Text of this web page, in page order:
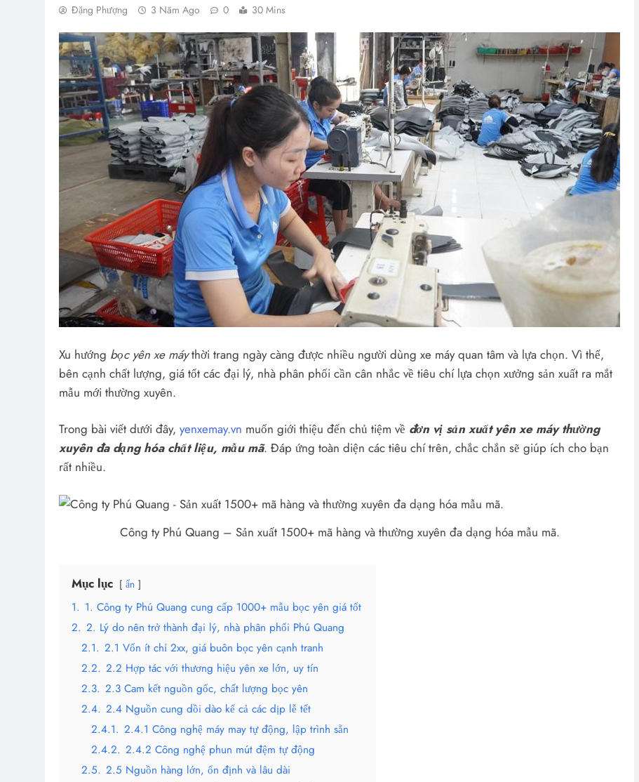
Đặng Phượng 3 Năm Ago 0 30 Mins
Xu hướng bọc yên xe máythời trang ngày càng được nhiều người dùng xe máy quan tâm và lựa chọn. Vì thế,
bên cạnh chất lượng, giá tốt các đại lý, nhà phân phối cần cân nhắc về tiêu chí lựa chọn xưởng sản xuất ra mắt
mẫu mới thường xuyên.
Trong bài viết dưới đây, yenxemay.vn muốn giới thiệu đến chủ tiệm về đơn vị sản xuất yên xe máy thường
xuyên đa dạng hóa chất liệu, mẫu mã. Đáp ứng toàn diện các tiêu chí trên, chắc chắn sẽ giúp ích cho bạn
rất nhiều.
Công ty Phú Quang – Sản xuất 1500+ mã hàng và thường xuyên đa dạng hóa mẫu mã.
Mục lục ẩn
1. 1. Công ty Phú Quang cung cấp 1000+ mẫu bọc yên giá tốt
2. 2. Lý do nên trở thành đại lý, nhà phân phối Phú Quang
2.1. 2.1 Vốn ít chỉ 2xx, giá buôn bọc yên cạnh tranh
2.2. 2.2 Hợp tác với thương hiệu yên xe lớn, uy tín
2.3. 2.3 Cam kết nguồn gốc, chất lượng bọc yên
2.4. 2.4 Nguồn cung dồi dào kể cả các dịp lễ tết
2.4.1. 2.4.1 Công nghệ máy may tự động, lập trình sẵn
2.4.2. 2.4.2 Công nghệ phun mút đệm tự động
2.5. 2.5 Nguồn hàng lớn, ổn định và lâu dài